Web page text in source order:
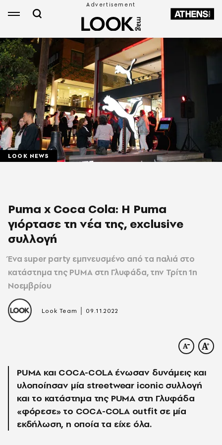
LOOK NEWS
Puma x Coca Cola: H Puma
γιόρτασε τη νέα της, exclusive
συλλογή
Ένα super party εμπνευσμένο από τα παλιά στο
κατάστημα της PUMA στη Γλυφάδα, την Τρίτη 1η
Νοεμβρίου
Look Team 09.11.2022
PUMA και COCA-COLA ένωσαν δυνάμεις και
υλοποίησαν μία streetwear iconic συλλογή
και το κατάστημα της PUMA στη Γλυφάδα
«φόρεσε» τo COCA-COLA outfit σε μία
εκδήλωση, η οποία τα είχε όλα.